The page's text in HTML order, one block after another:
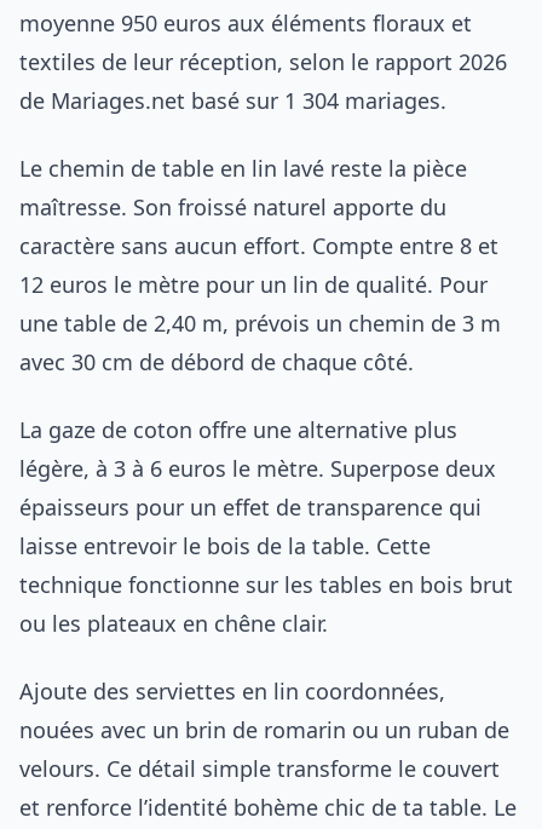
moyenne 950 euros aux éléments floraux et
textiles de leur réception, selon le rapport 2026
de Mariages.net basé sur 1 304 mariages.
Le chemin de table en lin lavé reste la pièce
maîtresse. Son froissé naturel apporte du
caractère sans aucun effort. Compte entre 8 et
12 euros le mètre pour un lin de qualité. Pour
une table de 2,40 m, prévois un chemin de 3 m
avec 30 cm de débord de chaque côté.
La gaze de coton offre une alternative plus
légère, à 3 à 6 euros le mètre. Superpose deux
épaisseurs pour un effet de transparence qui
laisse entrevoir le bois de la table. Cette
technique fonctionne sur les tables en bois brut
ou les plateaux en chêne clair.
Ajoute des serviettes en lin coordonnées,
nouées avec un brin de romarin ou un ruban de
velours. Ce détail simple transforme le couvert
et renforce l’identité bohème chic de ta table. Le